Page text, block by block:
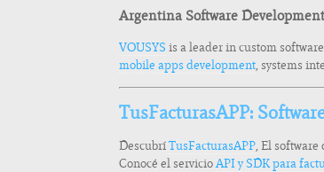
Argentina Software
VOUSYS is a leader in custom
mobile apps development, systems
TusFacturasAPP:
DescubríTusFacturasAPP, El software
Conocé el servicioAPI y SDK para